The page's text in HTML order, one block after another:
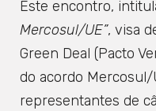
Este encontro,
Mercosul/UE”, visa
Green Deal (Pacto
do acordo Mercosul/
representantes de